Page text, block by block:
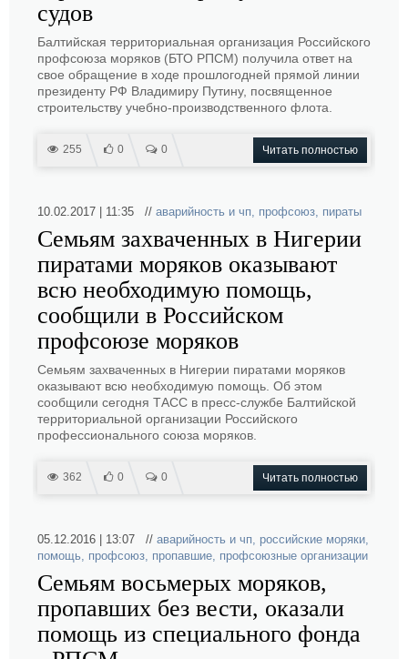
судов
Балтийская территориальная организация Российского
профсоюза моряков (БТО РПСМ) получила ответ на
свое обращение в ходе прошлогодней прямой линии
президенту РФ Владимиру Путину, посвященное
строительству учебно-производственного флота.
255 0 0 Читать полностью
10.02.2017 | 11:35 // аварийность и чп, профсоюз, пираты
Семьям захваченных в Нигерии
пиратами моряков оказывают
всю необходимую помощь,
сообщили в Российском
профсоюзе моряков
Семьям захваченных в Нигерии пиратами моряков
оказывают всю необходимую помощь. Об этом
сообщили сегодня ТАСС в пресс-службе Балтийской
территориальной организации Российского
профессионального союза моряков.
362 0 0 Читать полностью
05.12.2016 | 13:07 // аварийность и чп, российские моряки,
помощь, профсоюз, пропавшие, профсоюзные организации
Семьям восьмерых моряков,
пропавших без вести, оказали
помощь из специального фонда